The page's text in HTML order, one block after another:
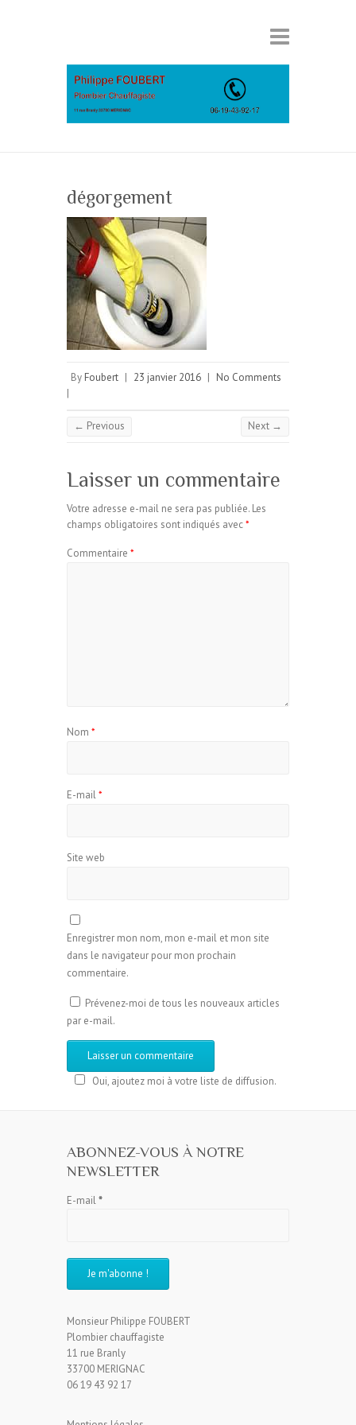
dégorgement
By Foubert | 23 janvier 2016 | No Comments
|
← Previous Next →
Laisser un commentaire
Votre adresse e-mail ne sera pas publiée. Les
champs obligatoires sont indiqués avec*
Commentaire *
Nom *
E-mail*
Site web
Enregistrer mon nom, mon e-mail et mon site
dans le navigateur pour mon prochain
commentaire.
Prévenez-moi de tous les nouveaux articles
par e-mail.
Oui, ajoutez moi à votre liste de diffusion.
ABONNEZ-VOUS À NOTRE
NEWSLETTER
E-mail*
Monsieur Philippe FOUBERT
Plombier chauffagiste
11 rue Branly
33700 MERIGNAC
06 19 43 92 17